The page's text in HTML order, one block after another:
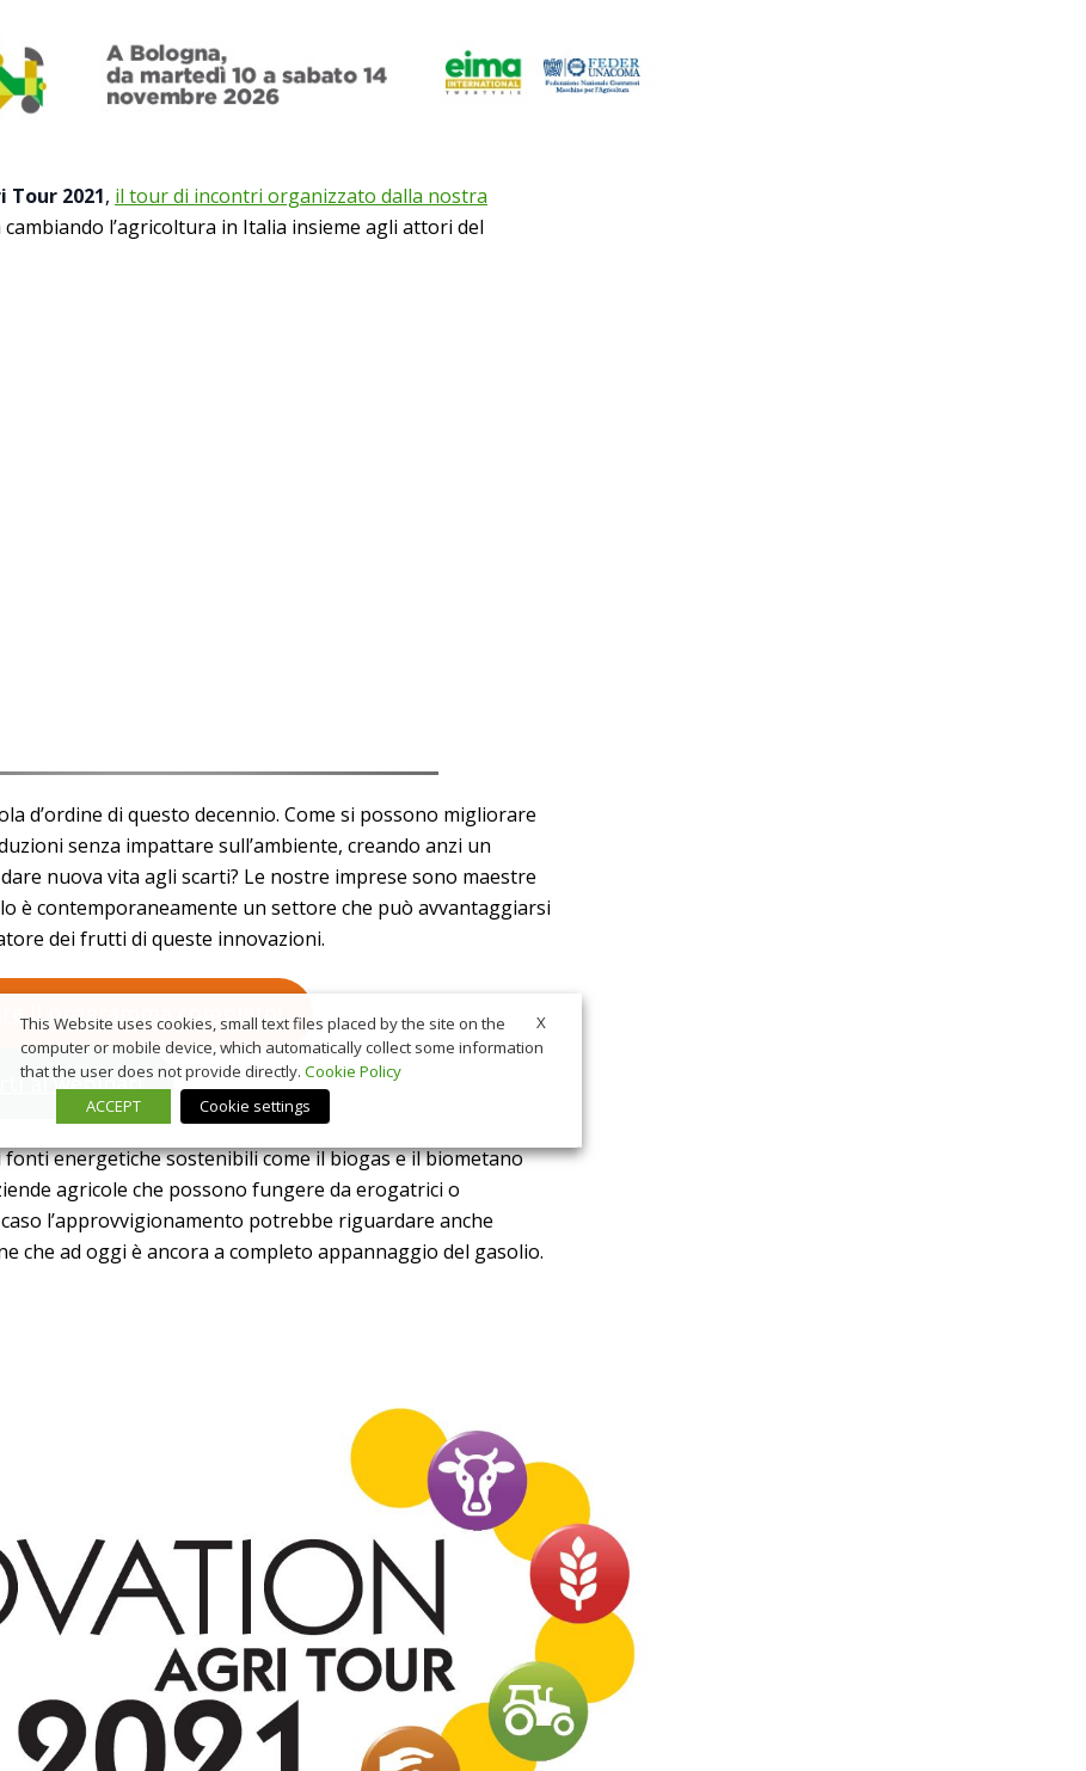
2021, il tour di incontri organizzato dalla nostra
l’agricoltura in Italia insieme agli attori del
d’ordine di questo decennio. Come si possono migliorare
senza impattare sull’ambiente, creando anzi un
nuova vita agli scarti? Le nostre imprese sono maestre
è contemporaneamente un settore che può avvantaggiarsi
dei frutti di queste innovazioni.
il programma completo!
al webinar!
fonti energetiche sostenibili come il biogas e il biometano
agricole che possono fungere da erogatrici o
l’approvvigionamento potrebbe riguardare anche
che ad oggi è ancora a completo appannaggio del gasolio.
X
This Website uses cookies, small text files placed by the site on the
computer or mobile device, which automatically collect some information
that the user does not provide directly. Cookie Policy
ACCEPT
Cookie settings